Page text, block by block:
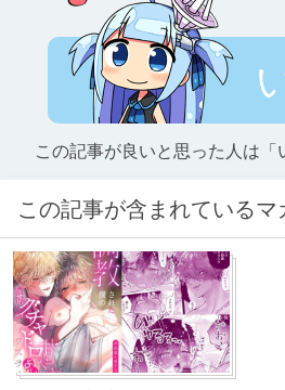
この記事が良いと思った人は「
この記事が含まれているマ